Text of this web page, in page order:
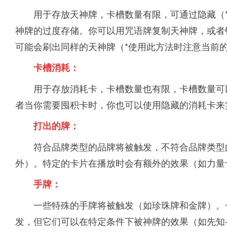
用于存放天神牌，卡槽数量有限，可通过隐藏
神牌的过度存储。你可以用咒语牌复制天神牌，或
可能会刷出同样的天神牌（*使用此方法时注意当前
卡槽消耗：
用于存放消耗卡，卡槽数量也有限，卡槽数量
者当你需要囤积卡时，你也可以使用隐藏的消耗卡
打出的牌：
符合品牌类型的品牌将被触发，不符合品牌类
外）。特定的卡片在播放时会有额外的效果（如力
手牌：
一些特殊的手牌将被触发（如珍珠牌和金牌）
发，但它们可以在特定条件下被神牌的效果（如先